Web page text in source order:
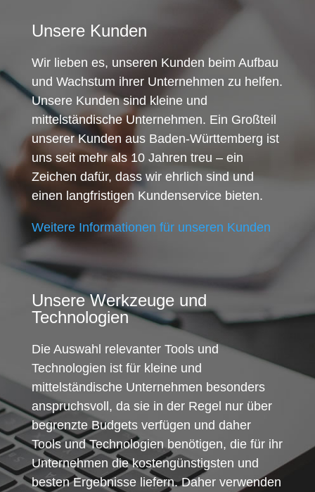
Unsere Kunden
Wir lieben es, unseren Kunden beim Aufbau
und Wachstum ihrer Unternehmen zu helfen.
Unsere Kunden sind kleine und
mittelständische Unternehmen. Ein Großteil
unserer Kunden aus Baden-Württemberg ist
uns seit mehr als 10 Jahren treu – ein
Zeichen dafür, dass wir ehrlich sind und
einen langfristigen Kundenservice bieten.
Weitere Informationen für unseren Kunden
Unsere Werkzeuge und
Technologien
Die Auswahl relevanter Tools und
Technologien ist für kleine und
mittelständische Unternehmen besonders
anspruchsvoll, da sie in der Regel nur über
begrenzte Budgets verfügen und daher
Tools und Technologien benötigen, die für ihr
Unternehmen die kostengünstigsten und
besten Ergebnisse liefern. Daher verwenden